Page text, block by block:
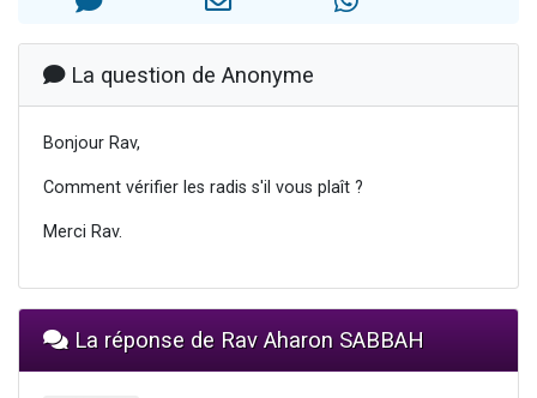
3 personnes viennent de faire un don pour 5 jours de vacances aux Orphelins
La question de Anonyme
Bonjour Rav,
Comment vérifier les radis s'il vous plaît ?
Merci Rav.
La réponse de Rav Aharon SABBAH